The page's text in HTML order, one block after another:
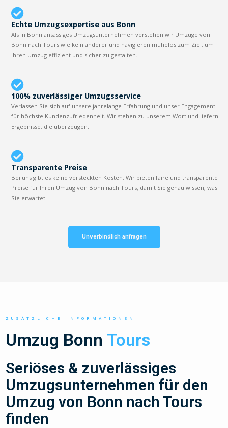
Echte Umzugsexpertise aus Bonn
Als in Bonn ansässiges Umzugsunternehmen verstehen wir Umzüge von
Bonn nach Tours wie kein anderer und navigieren mühelos zum Ziel, um
Ihren Umzug effizient und sicher zu gestalten.
100% zuverlässiger Umzugsservice
Verlassen Sie sich auf unsere jahrelange Erfahrung und unser Engagement
für höchste Kundenzufriedenheit. Wir stehen zu unserem Wort und liefern
Ergebnisse, die überzeugen.
Transparente Preise
Bei uns gibt es keine versteckten Kosten. Wir bieten faire und transparente
Preise für Ihren Umzug von Bonn nach Tours, damit Sie genau wissen, was
Sie erwartet.
Unverbindlich anfragen
ZUSÄTZLICHE INFORMATIONEN
Umzug BonnTours
Seriöses & zuverlässiges
Umzugsunternehmen für den
Umzug von Bonn nach Tours
finden